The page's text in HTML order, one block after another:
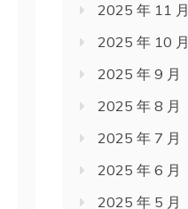
2025 年 11 月
2025 年 10 月
2025 年 9 月
2025 年 8 月
2025 年 7 月
2025 年 6 月
2025 年 5 月